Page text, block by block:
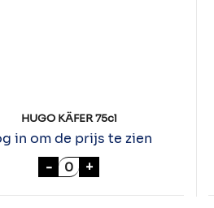
aantal
HUGO KÄFER 75cl
in om de prijs te zien
- HUGO KÄFER 75cl aantal
+